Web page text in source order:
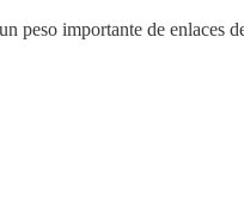
peso importante de enlaces